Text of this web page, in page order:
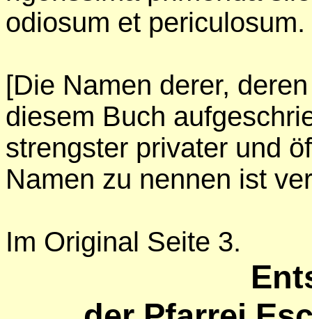
odiosum et periculosum.
[Die Namen derer,
diesem Buch
strengster privater und
Namen zu nennen ist
Im Original Seite 3.